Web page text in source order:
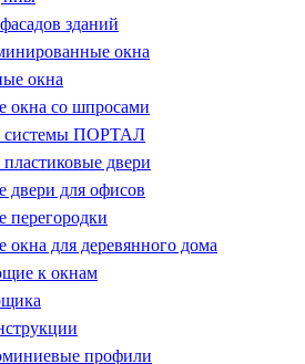
зданий
окна
окна
окна со шпросами
системы ПОРТАЛ
двери
двери для офисов
перегородки
окна для деревянного дома
к окнам
профили